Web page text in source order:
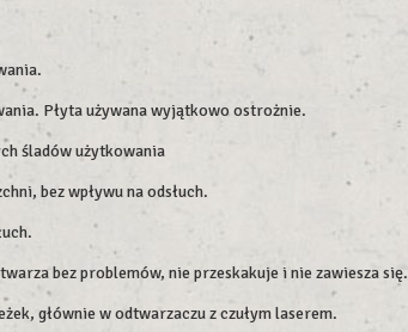
Płyta używana wyjątkowo ostrożnie.
śladów użytkowania
bez wpływu na odsłuch.
bez problemów, nie przeskakuje i nie zawiesza się.
głównie w odtwarzaczu z czułym laserem.